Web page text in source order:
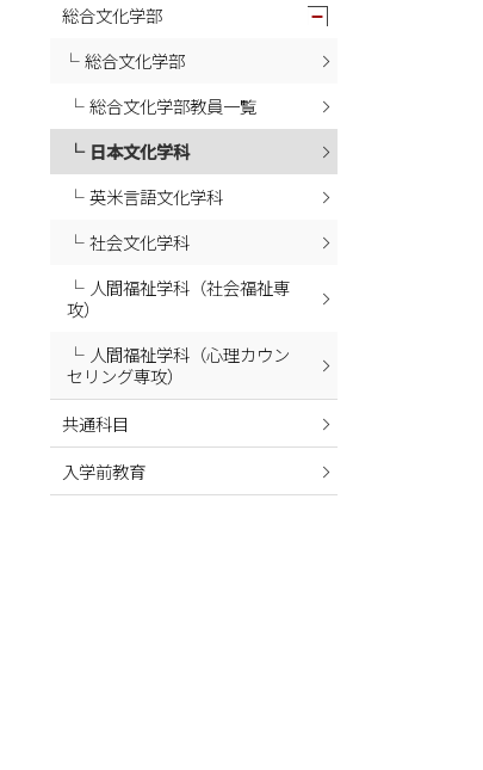
2024年07月
2024年06月
2024年05月
2024年04月
2024年02月
2024年01月
2023年11月
2023年10月
2023年09月
2023年08月
総合文化学部
総合文化学部
総合文化学部教員一覧
日本文化学科
英米言語文化学科
社会文化学科
人間福祉学科（社会福祉専
攻）
人間福祉学科（心理カウン
セリング専攻）
共通科目
入学前教育